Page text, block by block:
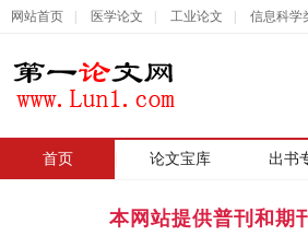
网站首页 医学论文 工业论文 信息科学
首页 论文宝库 出书
本网站提供普刊和期